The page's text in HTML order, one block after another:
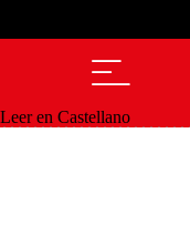
Leer en Castellano